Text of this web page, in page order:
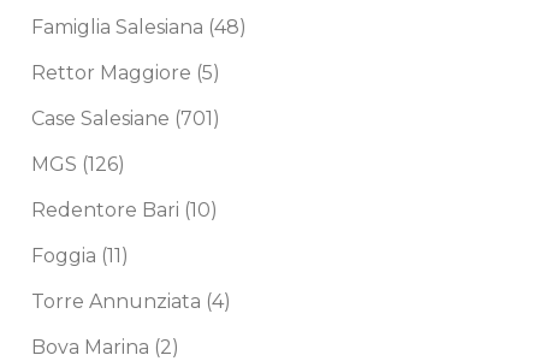
Famiglia Salesiana (48)
Rettor Maggiore (5)
Case Salesiane (701)
MGS (126)
Redentore Bari (10)
Foggia (11)
Torre Annunziata (4)
Bova Marina (2)